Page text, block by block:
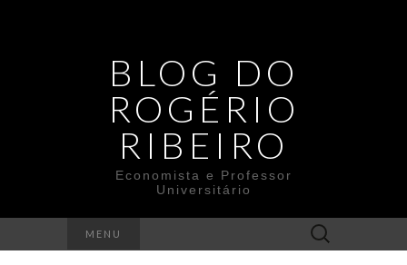
BLOG DO
ROGÉRIO
RIBEIRO
Economista e Professor
Universitário
MENU
Search
for: